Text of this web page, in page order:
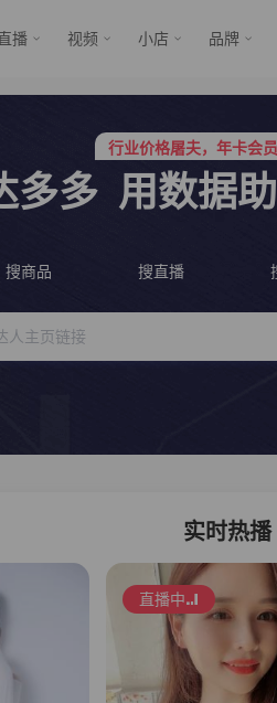
播 视频 小店 品牌
服务三只羊、董先生等
行业价格屠夫，年卡会
服务三只羊、董先生等
多多 用数据
搜商品 搜直播
实时热播
直播中